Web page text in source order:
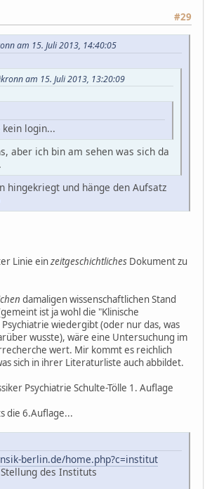
#29
am 15. Juli 2013, 14:40:05
am 15. Juli 2013, 13:20:09
login...
aber ich bin am sehen was sich da
hingekriegt und hänge den Aufsatz
Linie einzeitgeschichtliches Dokument zu
damaligen wissenschaftlichen Stand
ist ja wohl die "Klinische
Psychiatrie wiedergibt (oder nur das, was
wusste), wäre eine Untersuchung im
wert. Mir kommt es reichlich
sich in ihrer Literaturliste auch abbildet.
Psychiatrie Schulte-Tölle 1. Auflage
die 6.Auflage...
berlin.de/home.php?c=institut
des Instituts